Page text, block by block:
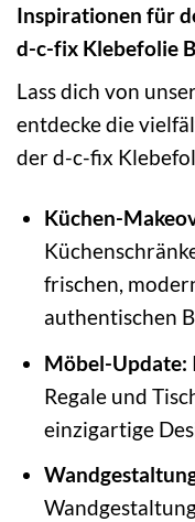
Inspirationen für
d-c-fix Klebefolie
Lass dich von
entdecke die
der d-c-fix
Küchen-
frischen,
authentischen
Möbel-Update:
Regale und
einzigartige